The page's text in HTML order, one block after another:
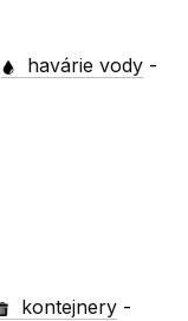
havárie vody -
kontejnery -